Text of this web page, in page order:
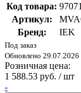
Код товара:
Артикул:
Бренд:
IEK
Под заказ
Обновлено 29.07.2026
Розничная цена:
1 588.53 руб. / шт
-